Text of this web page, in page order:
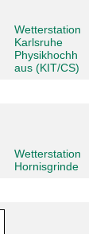
Wetterstation
Karlsruhe
Physikhochh
aus (KIT/CS)
Wetterstation
Hornisgrinde